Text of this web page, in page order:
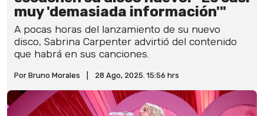
muy 'demasiada información'"
A pocas horas del lanzamiento de su nuevo
disco, Sabrina Carpenter advirtió del contenido
que habrá en sus canciones.
Por Bruno Morales 28 Ago, 2025. 15:56 hrs